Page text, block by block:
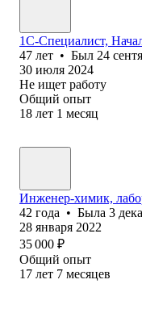
1С-Специалист,
47 лет • Был 24
30 июля 2024
Не ищет работу
Общий опыт
18 лет 1 месяц
Инженер-химик,
42 года • Была 3
28 января 2022
35 000 ₽
Общий опыт
17 лет 7 месяцев